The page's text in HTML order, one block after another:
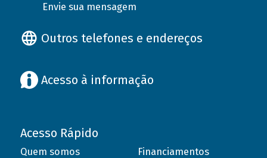
Envie sua mensagem
Outros telefones e endereços
Acesso à informação
Acesso Rápido
Quem somos
Financiamentos